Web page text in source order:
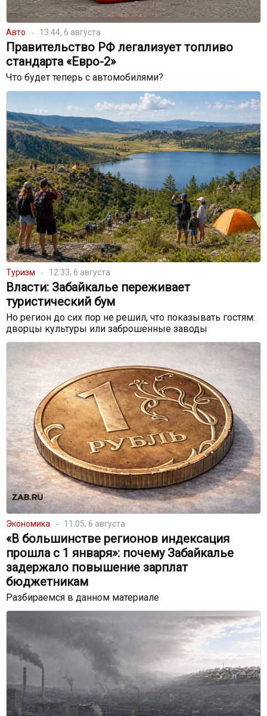
Авто 13:44, 6 августа
Правительство РФ легализует топливо
стандарта «Евро-2»
Что будет теперь с автомобилями?
Туризм 12:33, 6 августа
Власти: Забайкалье переживает
туристический бум
Но регион до сих пор не решил, что показывать гостям:
дворцы культуры или заброшенные заводы
Экономика 11:05, 6 августа
«В большинстве регионов индексация
прошла с 1 января»: почему Забайкалье
задержало повышение зарплат
бюджетникам
Разбираемся в данном материале